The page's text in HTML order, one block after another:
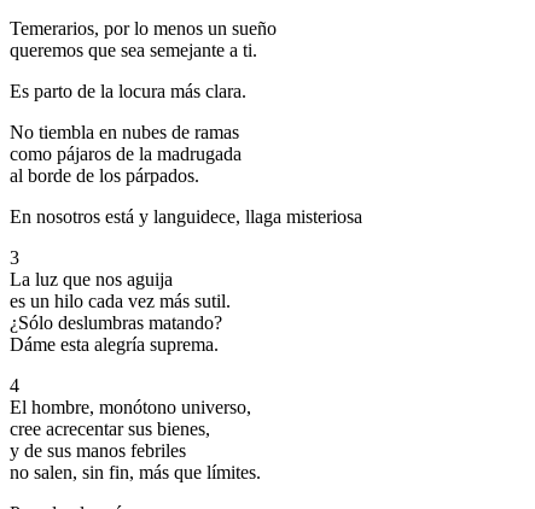
Temerarios, por lo menos un sueño
queremos que sea semejante a ti.
Es parto de la locura más clara.
No tiembla en nubes de ramas
como pájaros de la madrugada
al borde de los párpados.
En nosotros está y languidece, llaga misteriosa
3
La luz que nos aguija
es un hilo cada vez más sutil.
¿Sólo deslumbras matando?
Dáme esta alegría suprema.
4
El hombre, monótono universo,
cree acrecentar sus bienes,
y de sus manos febriles
no salen, sin fin, más que límites.